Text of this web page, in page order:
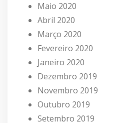
Maio 2020
Abril 2020
Março 2020
Fevereiro 2020
Janeiro 2020
Dezembro 2019
Novembro 2019
Outubro 2019
Setembro 2019